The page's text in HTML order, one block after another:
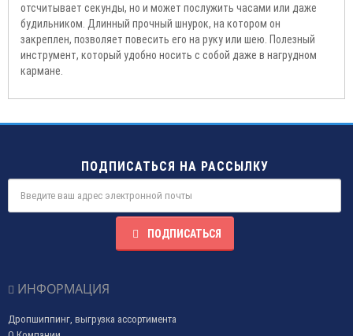
отсчитывает секунды, но и может послужить часами или даже
будильником. Длинный прочный шнурок, на котором он
закреплен, позволяет повесить его на руку или шею. Полезный
инструмент, который удобно носить с собой даже в нагрудном
кармане.
ПОДПИСАТЬСЯ НА РАССЫЛКУ
ПОДПИСАТЬСЯ
ИНФОРМАЦИЯ
Дропшиппинг, выгрузка ассортимента